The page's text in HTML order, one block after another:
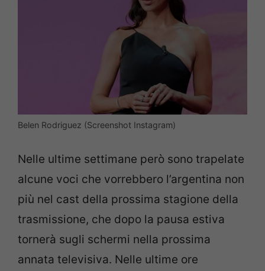
Belen Rodriguez (Screenshot Instagram)
Nelle ultime settimane però sono trapelate
alcune voci che vorrebbero l’argentina non
più nel cast della prossima stagione della
trasmissione, che dopo la pausa estiva
tornerà sugli schermi nella prossima
annata televisiva. Nelle ultime ore